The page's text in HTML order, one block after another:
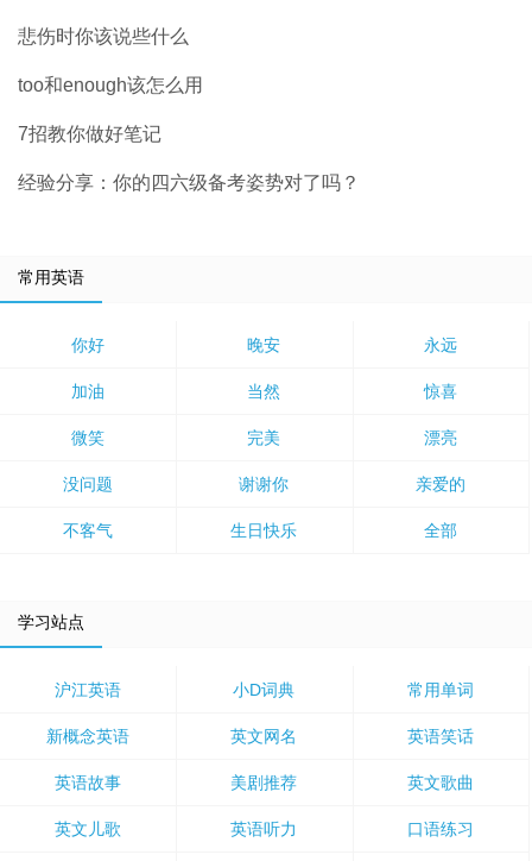
悲伤时你该说些什么
too和enough该怎么用
7招教你做好笔记
经验分享：你的四六级备考姿势对了吗？
常用英语
你好 晚安 永远
加油 当然 惊喜
微笑 完美 漂亮
没问题 谢谢你 亲爱的
不客气 生日快乐 全部
学习站点
沪江英语 小D词典 常用单词
新概念英语 英文网名 英语笑话
英语故事 美剧推荐 英文歌曲
英文儿歌 英语听力 口语练习